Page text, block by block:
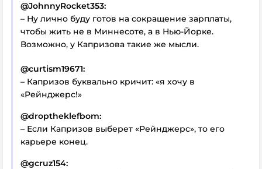
@JohnnyRocket353:
– Ну лично буду готов на сокращение зарплаты,
чтобы жить не в Миннесоте, а в Нью-Йорке.
Возможно, у Капризова такие же мысли.
@curtism19671:
– Капризов буквально кричит: «я хочу в
«Рейнджерс!»
@droptheklefbom:
– Если Капризов выберет «Рейнджерс», то его
карьере конец.
@gcruz154: